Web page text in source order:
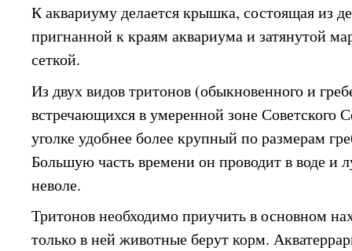
К аквариуму делается крышка, состоящая из
пригнанной к краям аквариума и затянутой
сеткой.
Из двух видов тритонов (обыкновенного и
встречающихся в умеренной зоне Советского
уголке удобнее более крупный по размерам
Большую часть времени он проводит в воде и
неволе.
Тритонов необходимо приучить в основном
только в ней животные берут корм.